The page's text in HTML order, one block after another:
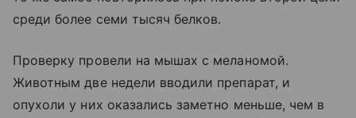
среди более семи тысяч белков.
Проверку провели на мышах с меланомой.
Животным две недели вводили препарат, и
опухоли у них оказались заметно меньше, чем в